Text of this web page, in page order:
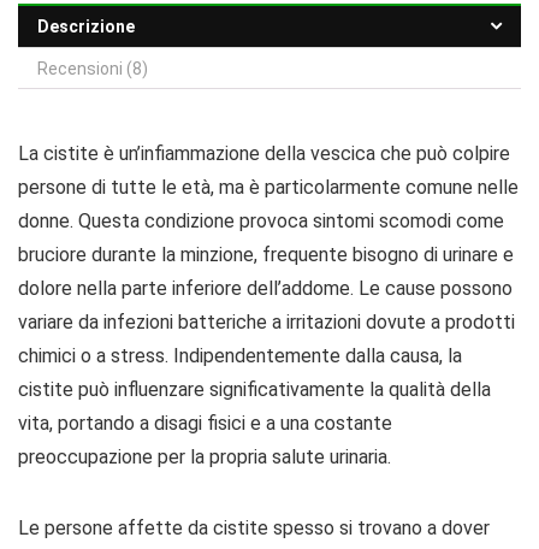
Descrizione
Recensioni (8)
La cistite è un’infiammazione della vescica che può colpire
persone di tutte le età, ma è particolarmente comune nelle
donne. Questa condizione provoca sintomi scomodi come
bruciore durante la minzione, frequente bisogno di urinare e
dolore nella parte inferiore dell’addome. Le cause possono
variare da infezioni batteriche a irritazioni dovute a prodotti
chimici o a stress. Indipendentemente dalla causa, la
cistite può influenzare significativamente la qualità della
vita, portando a disagi fisici e a una costante
preoccupazione per la propria salute urinaria.
Le persone affette da cistite spesso si trovano a dover